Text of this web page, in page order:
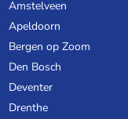
Amstelveen
Apeldoorn
Bergen op Zoom
Den Bosch
Deventer
Drenthe